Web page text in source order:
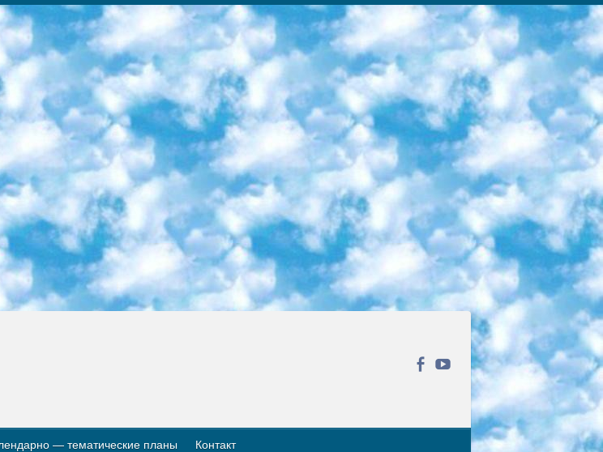
для больных детей исключены). 9. Он был слепым, слабовидящим и имел нарушения опорно-двигательного аппарата. экзамены в специализированных школах и интернатах для детей должны проводиться исходя из требований, предъявляемых к общеобразовательным учреждениям (физкультура кроме науки). 10. Специализированная школа для глухих и слабослышащих детей. и экзамены в интернатах и быть реализован в виде письменного теста по математике. 11. Специальность для умственно отсталых детей. Для 9 класса Родной язык и литературное письмо Государственный язык (язык обучения – узбекский). для неклассов) написано Математическое письмо Письменная/устная история Узбекистана Физическое воспитание практично Итоговый контроль Для 11 класса Написание родного языка и литературы (эссе) Математическое письмо Узбекский язык (обучение на узбекском языке) не посещающее общее среднее образование для учреждений)/Образовательное учреждение выбор письменный и устный Иностранный язык письменный/устный Письменная/устная история Узбекистана *По выбору студента:  Химия  Физика  Основы государственного права  География 10 бесплатных образовательных ресурсов - Мы составили подборку онлайн-проектов с интерактивными упражнениями, видеолекциями и статьями. Они помогут вам обрести новые и освежить старые знания бесплатно. 1. «ИНТУИТ» Старейшая образовательная площадка Рунета. Здесь вы найдёте сотни текстовых и видеокурсов на десятки различных тем — от программирования до психологии. Многие курсы подготовлены российскими университетами и крупными международными компаниями вроде Intel и Microsoft. Самостоятельное обучение бесплатное, но желающие могут оплатить услуги персональных наставников. 2. «Смартия» знакомит с актуальными профессиями и подсказывает, как им обучаться. Выбрав заинтересовавшую вас специальность — SMM-специалист, фотограф, веб-дизайнер или другую, — увидите список необходимых для неё умений. Чтобы вы могли освоить их самостоятельно, для каждого умения площадка отображает подборку ссылок на учебные материалы. Хотя «Смартия» ориентируется на русскоязычную аудиторию, часть контента всё же доступна только на английском. 3. «Лекторий Физтеха» Проект Московского физико-технического института (Физтеха). С его помощью вы можете смотреть онлайн серии лекций, записанные на видео в этом вузе. В числе доступных предметов — физика, биология, химия, информационные технологии и другие. К некоторым лекциям администрация ресурса прилагает готовые конспекты, которые можно скачивать в PDF-формате. 4. ITMOcourses Онлайн-площадка Санкт-Петербургского национального исследовательского университета информационных технологий, механики и оптики (ИТМО). Ресурс предоставляет свободный доступ к курсам, разработанным в этом вузе. Каталог материалов разбит на четыре категории: «Оптические системы и технологии», «Приборостроение и робототехника», «Информационные технологии» и «Биотехнологии». Курсы состоят из видеолекций, интерактивных демонстраций и заданий. 5. «КиберЛенинка» Электронная научная библиотека открытого доступа. Каталог площадки регулярно обрастает текстами статей из различных научных изданий. Сгруппированные по журналам и рубрикам публикации можно читать онлайн или скачивать целиком в PDF-формате. Проект нацелен на популяризацию науки за счёт открытого доступа к качественной информации. 6. «ПостНаука» На этом ресурсе публикуют подборки видеолекций, составленные экспертами из разных отраслей и объединённые общими темами. Среди них, к примеру, есть серии «Биоинформатика и геномика», «Культура средневековой Скандинавии» и Cinema Studies о теории кино. Каждая подборка лекций — логически связанная история, рассказанная экспертом от первого лица. Кроме того, на сайте появляются научно-образовательные статьи и тесты на разные темы. 7. «Newочём» Команда проекта «Newочём» отбирает самые интересные тексты из англоязычных СМИ и переводит те из них, за которые голосуют участники сообщества «ВКонтакте». По большей части это научно-популярные статьи. Редакторы придумывают лишь заголовки, в остальном содержание переводов соответствует оригиналам. Полные тексты можно читать прямо в социальной сети. 8. InternetUrok Онлайн-база материалов по основным дисциплинам школьной программы. Информация на сайте структурирована по классам, предметам и темам (урокам). Каждый урок состоит из видеолекций и конспектов. Есть также интерактивные тренажёры и тесты для закрепления пройденного материала. Даже если вы давно окончили школу, возможность повторить программу старших классов всегда может пригодиться. 9. Edutainme Ещё один ресурс об образовании. В отличие от Newtonew, как мне кажется, Edutainme больше ориентируется на представителей индустрии: педагогов, предпринимателей, разработчиков образовательных проектов. Но и любой, кто просто стремится к саморазвитию, найдёт на сайте много полезного и интересного для себя. Например, информацию о новых курсах и образовательных сервисах. 10. Newtonew Онлайн-медиа об образовании и обучении в широком смысле. Авторы Newtonew пишут об инструментах, заведениях, тактиках и стратегиях, которые помогают учить других и получать новые знания самостоятельно. На этой площадке вы найдёте новости, обзоры, аналитические мат
— тематические планы Контакт